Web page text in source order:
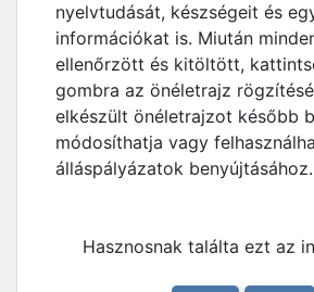
nyelvtudását, készségeit és
információkat is. Miután
ellenőrzött és kitöltött,
gombra az önéletrajz
elkészült önéletrajzot később
módosíthatja vagy
álláspályázatok benyújtásához.
Hasznosnak találta ezt az